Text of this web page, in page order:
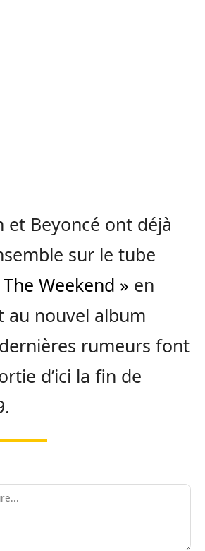
et Beyoncé ont déjà
sur le tube
Weekend » en
au nouvel album
dernières rumeurs font
d’ici la fin de